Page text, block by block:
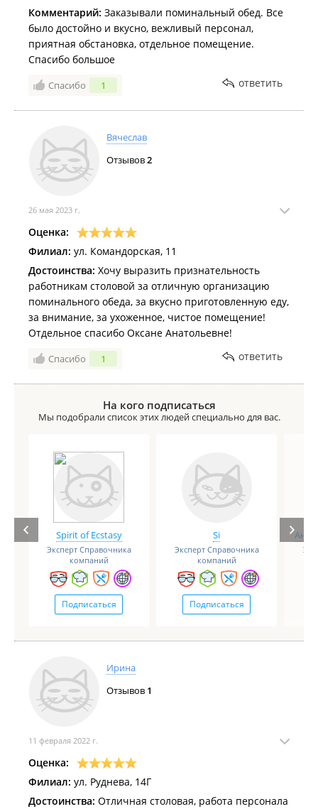
Комментарий: Заказывали поминальный обед. Все
было достойно и вкусно, вежливый персонал,
приятная обстановка, отдельное помещение.
Спасибо большое
Спасибо 1 ответить
Вячеслав
Отзывов2
26 мая 2023 г.
Оценка:
Филиал: ул. Командорская, 11
Достоинства: Хочу выразить признательность
работникам столовой за отличную организацию
поминального обеда, за вкусно приготовленную еду,
за внимание, за ухоженное, чистое помещение!
Отдельное спасибо Оксане Анатольевне!
Спасибо 1 ответить
На кого подписаться
Мы подобрали список этих людей специально для вас.
Spirit of Ecstasy
Эксперт Справочника
компаний
Подписаться
Si
Эксперт Справочника
компаний
Подписаться
Ирина
Отзывов 1
11 февраля 2022 г.
Оценка:
Филиал: ул. Руднева, 14Г
Достоинства: Отличная столовая, работа персонала